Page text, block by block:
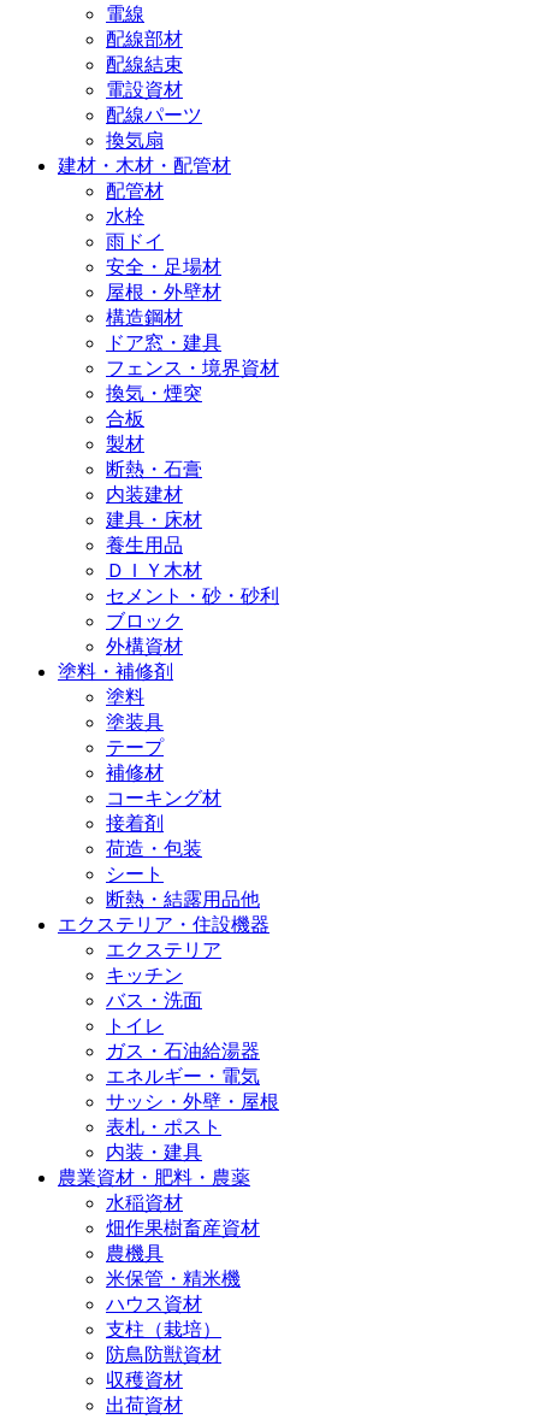
電線
配線部材
配線結束
電設資材
配線パーツ
換気扇
建材・木材・配管材
配管材
水栓
雨ドイ
安全・足場材
屋根・外壁材
構造鋼材
ドア窓・建具
フェンス・境界資材
換気・煙突
合板
製材
断熱・石膏
内装建材
建具・床材
養生用品
ＤＩＹ木材
セメント・砂・砂利
ブロック
外構資材
塗料・補修剤
塗料
塗装具
テープ
補修材
コーキング材
接着剤
荷造・包装
シート
断熱・結露用品他
エクステリア・住設機器
エクステリア
キッチン
バス・洗面
トイレ
ガス・石油給湯器
エネルギー・電気
サッシ・外壁・屋根
表札・ポスト
内装・建具
農業資材・肥料・農薬
水稲資材
畑作果樹畜産資材
農機具
米保管・精米機
ハウス資材
支柱（栽培）
防鳥防獣資材
収穫資材
出荷資材